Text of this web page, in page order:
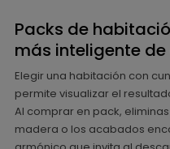
Packs de
más inteligente
Elegir una habitación con
permite visualizar el
Al comprar en pack,
madera o los acabados